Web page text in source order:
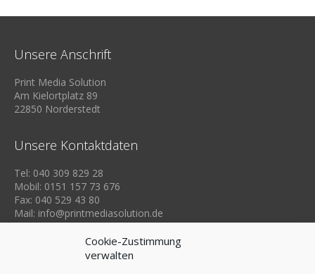
Cookie-Zustimmung
verwalten
Unsere Anschrift
Print Media Solution
Am Kielortplatz 89
22850 Norderstedt
Unsere Kontaktdaten
Tel: 040 309 829 28
Mobil: 0151 157 73 676
Fax: 040 529 43 80
Mail: info@printmediasolution.de